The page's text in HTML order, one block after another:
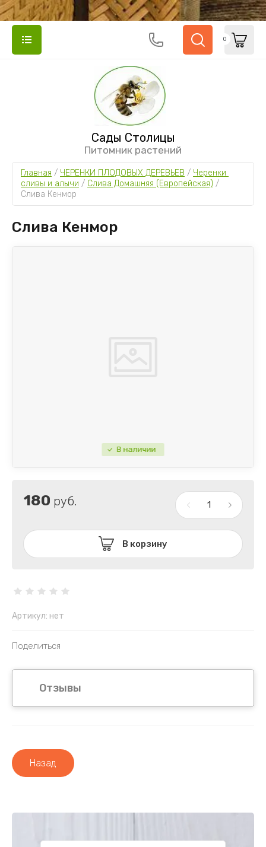
Сады Столицы
Питомник растений
0
Главная / ЧЕРЕНКИ ПЛОДОВЫХ ДЕРЕВЬЕВ / Черенки
сливы и алычи / Слива Домашняя (Европейская)
Слива Кенмор
Слива Кенмор
В наличии
180 руб.
В корзину
Артикул: нет
Поделиться
Отзывы
Назад